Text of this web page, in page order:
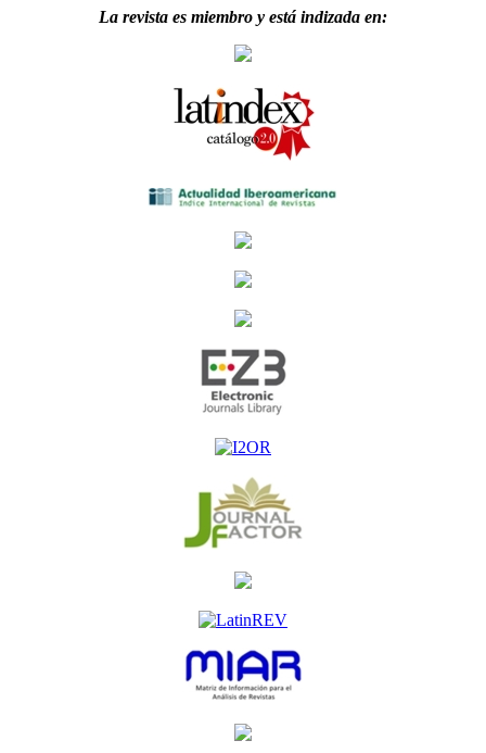
La revista es miembro y está indizada en: